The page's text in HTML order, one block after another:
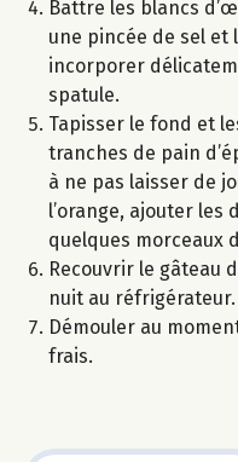
Battre les blancs
une pincée de sel et
incorporer
spatule.
Tapisser le fond et
tranches de pain
à ne pas laisser de
l’orange, ajouter les
quelques morceaux
Recouvrir le gâteau
nuit au réfrigérateur.
Démouler au
frais.